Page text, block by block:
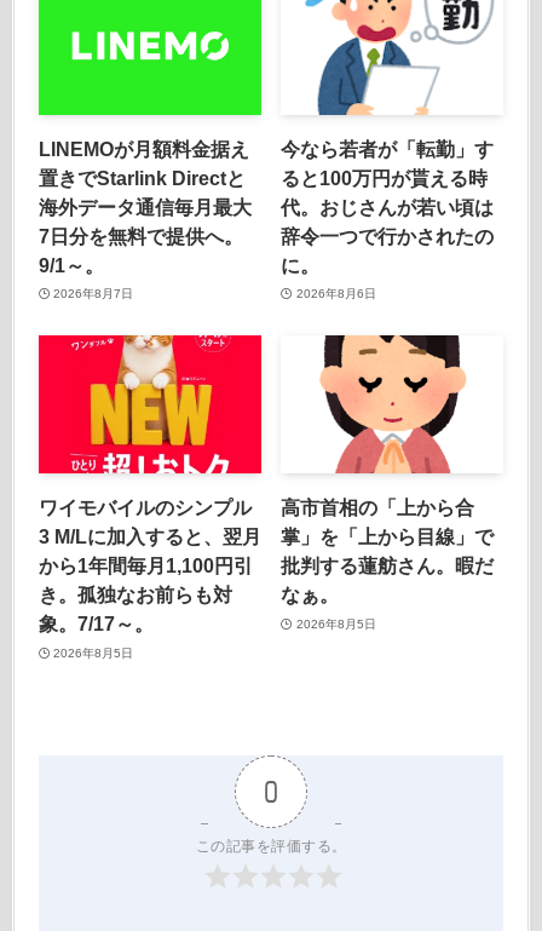
LINEMOが月額料金据え
置きでStarlink Directと
海外データ通信毎月最大
7日分を無料で提供へ。
9/1～。
2026年8月7日
今なら若者が「転勤」す
ると100万円が貰える時
代。おじさんが若い頃は
辞令一つで行かされたの
に。
2026年8月6日
ワイモバイルのシンプル
3 M/Lに加入すると、翌月
から1年間毎月1,100円引
き。孤独なお前らも対
象。7/17～。
2026年8月5日
高市首相の「上から合
掌」を「上から目線」で
批判する蓮舫さん。暇だ
なぁ。
2026年8月5日
0
この記事を評価する。